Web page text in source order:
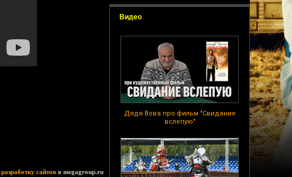
Видео
Дядя Вова про фильм "Свидание
вслепую"
разработку сайтов в megagroup.ru